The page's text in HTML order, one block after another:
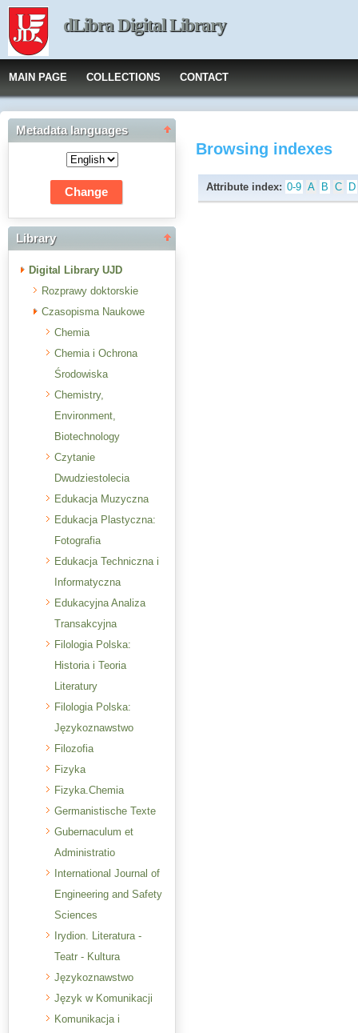
dLibra Digital Library
MAIN PAGE COLLECTIONS CONTACT
Metadata languages
Library
Digital Library UJD
Rozprawy doktorskie
Czasopisma Naukowe
Chemia
Chemia i Ochrona
Środowiska
Chemistry,
Environment,
Biotechnology
Czytanie
Dwudziestolecia
Edukacja Muzyczna
Edukacja Plastyczna:
Fotografia
Edukacja Techniczna i
Informatyczna
Edukacyjna Analiza
Transakcyjna
Filologia Polska:
Historia i Teoria
Literatury
Filologia Polska:
Językoznawstwo
Filozofia
Fizyka
Fizyka.Chemia
Germanistische Texte
Gubernaculum et
Administratio
International Journal of
Engineering and Safety
Sciences
Irydion. Literatura -
Teatr - Kultura
Językoznawstwo
Język w Komunikacji
Komunikacja i
Browsing indexes
Attribute index: 0-9 A B C D